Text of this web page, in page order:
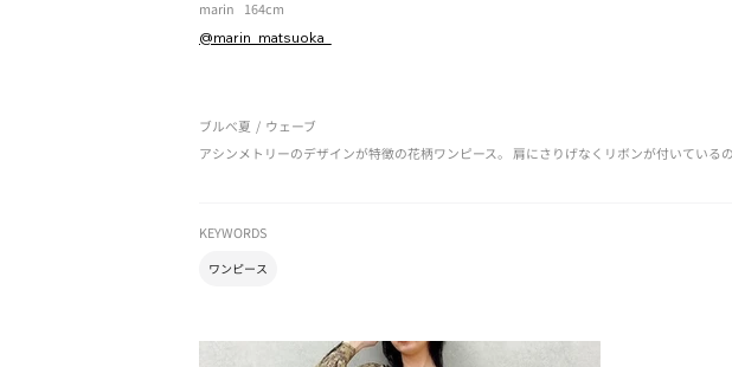
marin 164cm
@marin_matsuoka_
ブルべ夏 / ウェーブ
アシンメトリーのデザインが特徴の花柄ワンピース。 肩にさりげなくリボンが付いている
KEYWORDS
ワンピース